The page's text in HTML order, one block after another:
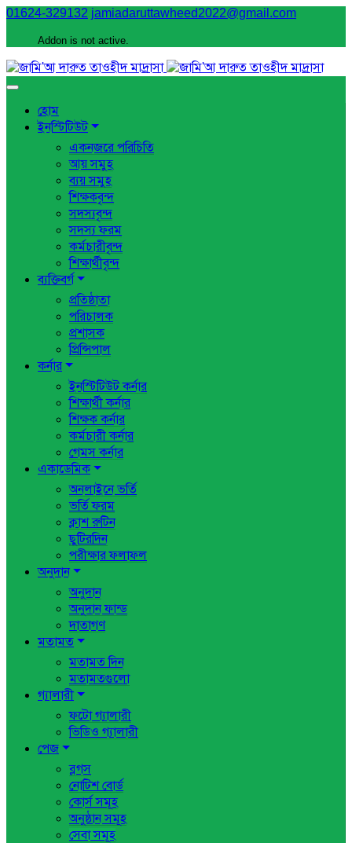
01624-329132 jamiadaruttawheed2022@gmail.com
Addon is not active.
হোম
ইনস্টিটিউট
একনজরে পরিচিতি
আয় সমুহ
ব্যয় সমুহ
শিক্ষকবৃন্দ
সদস্যবৃন্দ
সদস্য ফরম
কর্মচারীবৃন্দ
শিক্ষার্থীবৃন্দ
ব্যক্তিবর্গ
প্রতিষ্ঠাতা
পরিচালক
প্রশাসক
প্রিন্সিপাল
কর্নার
ইনস্টিটিউট কর্নার
শিক্ষার্থী কর্নার
শিক্ষক কর্নার
কর্মচারী কর্নার
গেমস কর্নার
একাডেমিক
অনলাইনে ভর্তি
ভর্তি ফরম
ক্লাশ রুটিন
ছুটিরদিন
পরীক্ষার ফলাফল
অনুদান
অনুদান
অনুদান ফান্ড
দাতাগণ
মতামত
মতামত দিন
মতামতগুলো
গ্যালারী
ফটো গ্যালারী
ভিডিও গ্যালারী
পেজ
ব্লগস
নোটিশ বোর্ড
কোর্স সমূহ
অনুষ্ঠান সমূহ
সেবা সমূহ